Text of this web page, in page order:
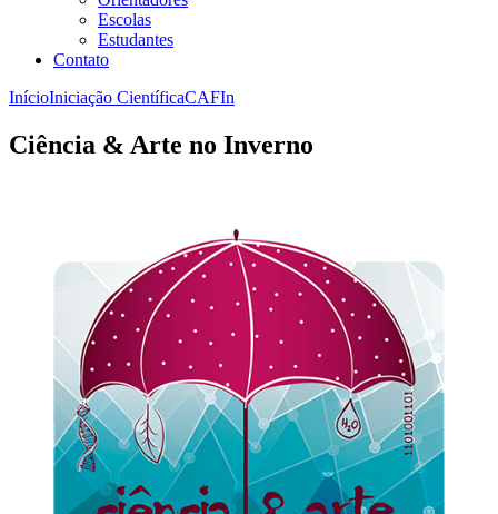
Escolas
Estudantes
Contato
InícioIniciação CientíficaCAFIn
Ciência & Arte no Inverno